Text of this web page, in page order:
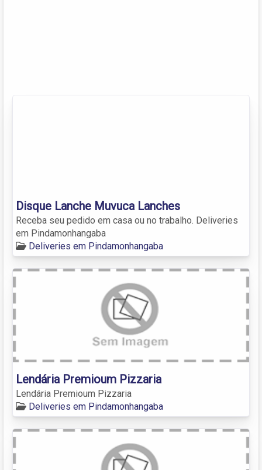
Disque Lanche Muvuca Lanches
Receba seu pedido em casa ou no trabalho. Deliveries
em Pindamonhangaba
Deliveries em Pindamonhangaba
Lendária Premioum Pizzaria
Lendária Premioum Pizzaria
Deliveries em Pindamonhangaba